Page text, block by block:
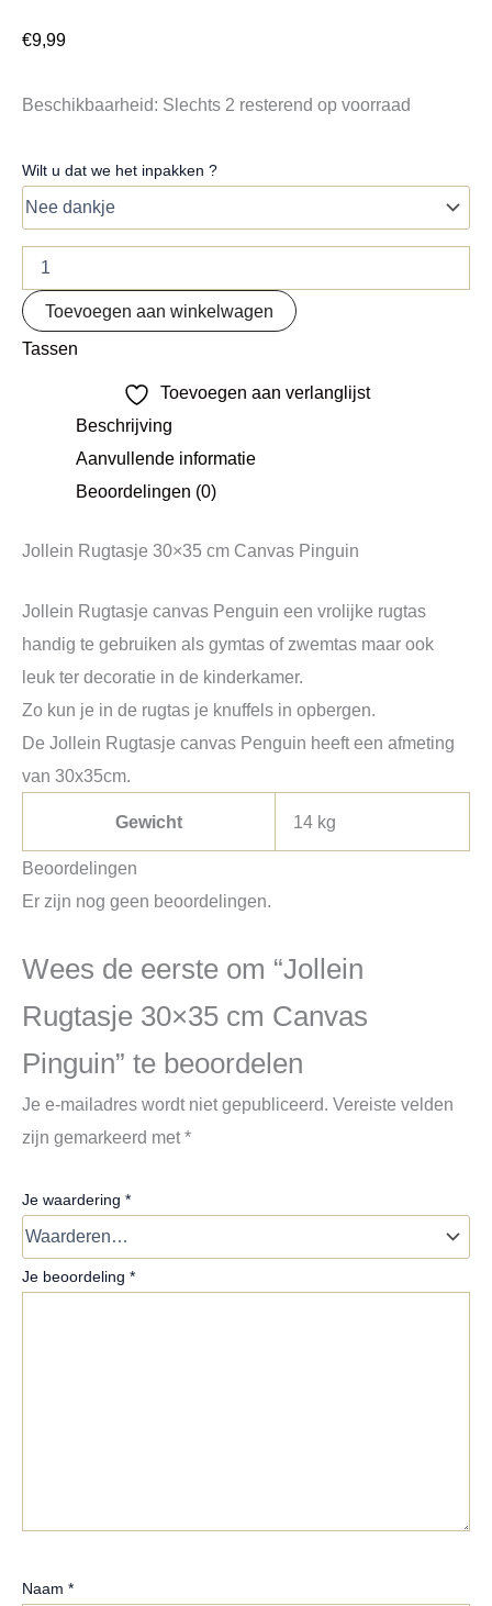
€9,99
Beschikbaarheid: Slechts 2 resterend op voorraad
Wilt u dat we het inpakken ?
Toevoegen aan winkelwagen
Tassen
Toevoegen aan verlanglijst
Beschrijving
Aanvullende informatie
Beoordelingen (0)
Jollein Rugtasje 30×35 cm Canvas Pinguin
Jollein Rugtasje canvas Penguin een vrolijke rugtas
handig te gebruiken als gymtas of zwemtas maar ook
leuk ter decoratie in de kinderkamer.
Zo kun je in de rugtas je knuffels in opbergen.
De Jollein Rugtasje canvas Penguin heeft een afmeting
van 30x35cm.
Gewicht 14 kg
Beoordelingen
Er zijn nog geen beoordelingen.
Wees de eerste om “Jollein
Rugtasje 30×35 cm Canvas
Pinguin” te beoordelen
Je e-mailadres wordt niet gepubliceerd. Vereiste velden
zijn gemarkeerd met*
Je waardering *
Je beoordeling *
Naam *